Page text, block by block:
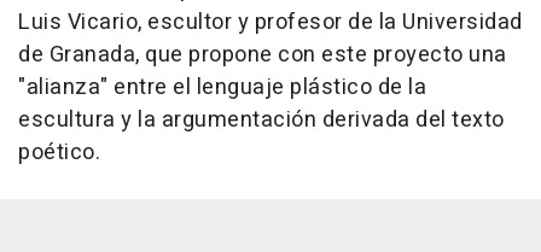
Luis Vicario, escultor y profesor de la Universidad
de Granada, que propone con este proyecto una
"alianza" entre el lenguaje plástico de la
escultura y la argumentación derivada del texto
poético.